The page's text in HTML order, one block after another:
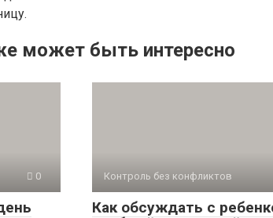
может быть интересно
0 Контроль без конфликтов
Как обсуждать с